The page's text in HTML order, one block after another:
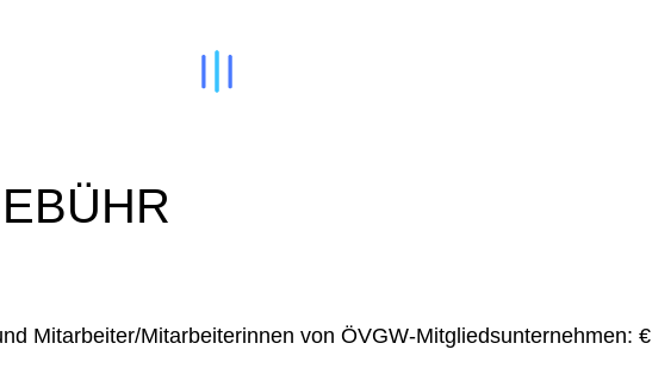
Mitarbeiter/Mitarbeiterinnen von ÖVGW-Mitgliedsunternehmen: €